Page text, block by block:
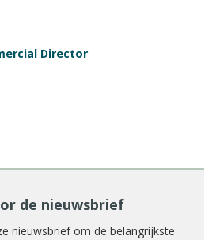
Director
de nieuwsbrief
nieuwsbrief om de belangrijkste